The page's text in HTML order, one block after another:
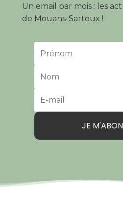
Un email par mois : les
de Mouans-Sartoux !
JE